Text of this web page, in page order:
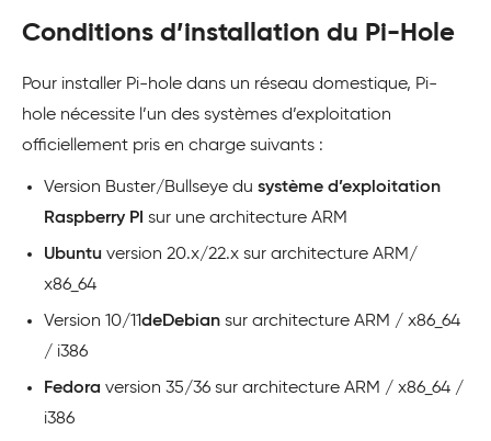
Conditions d’installation du Pi-Hole
Pour installer Pi-hole dans un réseau domestique, Pi-
hole nécessite l’un des systèmes d’exploitation
officiellement pris en charge suivants :
Version Buster/Bullseye du système d’exploitation
Raspberry PI sur une architecture ARM
Ubuntu version 20.x/22.x sur architecture ARM/
x86_64
Version 10/11deDebian sur architecture ARM / x86_64
/ i386
Fedora version 35/36 sur architecture ARM / x86_64 /
i386